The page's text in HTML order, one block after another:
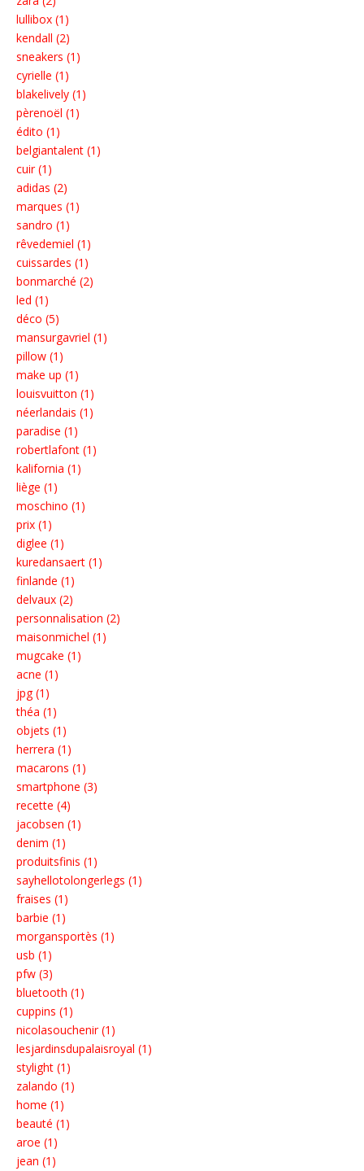
lullibox (1)
kendall (2)
sneakers (1)
cyrielle (1)
blakelively (1)
pèrenoël (1)
édito (1)
belgiantalent (1)
cuir (1)
adidas (2)
marques (1)
sandro (1)
rêvedemiel (1)
cuissardes (1)
bonmarché (2)
led (1)
déco (5)
mansurgavriel (1)
pillow (1)
make up (1)
louisvuitton (1)
néerlandais (1)
paradise (1)
robertlafont (1)
kalifornia (1)
liège (1)
moschino (1)
prix (1)
diglee (1)
kuredansaert (1)
finlande (1)
delvaux (2)
personnalisation (2)
maisonmichel (1)
mugcake (1)
acne (1)
jpg (1)
théa (1)
objets (1)
herrera (1)
macarons (1)
smartphone (3)
recette (4)
jacobsen (1)
denim (1)
produitsfinis (1)
sayhellotolongerlegs (1)
fraises (1)
barbie (1)
morgansportès (1)
usb (1)
pfw (3)
bluetooth (1)
cuppins (1)
nicolasouchenir (1)
lesjardinsdupalaisroyal (1)
stylight (1)
zalando (1)
home (1)
beauté (1)
aroe (1)
jean (1)